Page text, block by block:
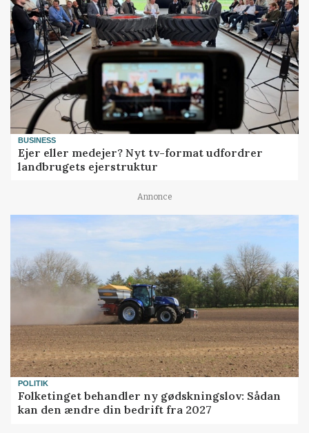
BUSINESS
Ejer eller medejer? Nyt tv-format udfordrer
landbrugets ejerstruktur
Annonce
POLITIK
Folketinget behandler ny gødskningslov: Sådan
kan den ændre din bedrift fra 2027